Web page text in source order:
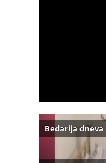
Bedarija dneva